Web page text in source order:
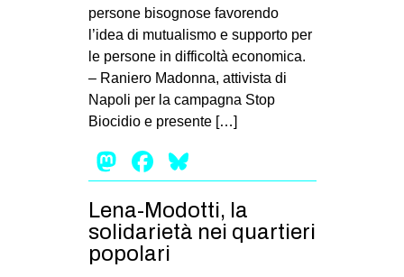
persone bisognose favorendo
l’idea di mutualismo e supporto per
le persone in difficoltà economica.
– Raniero Madonna, attivista di
Napoli per la campagna Stop
Biocidio e presente […]
Mastodon
Facebook
Lena-Modotti, la
solidarietà nei quartieri
popolari